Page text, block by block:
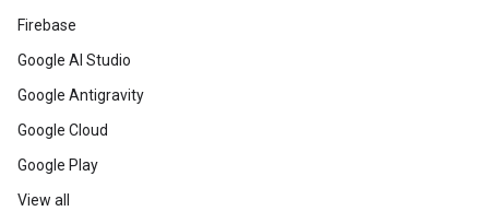
Firebase
Google AI Studio
Google Antigravity
Google Cloud
Google Play
View all